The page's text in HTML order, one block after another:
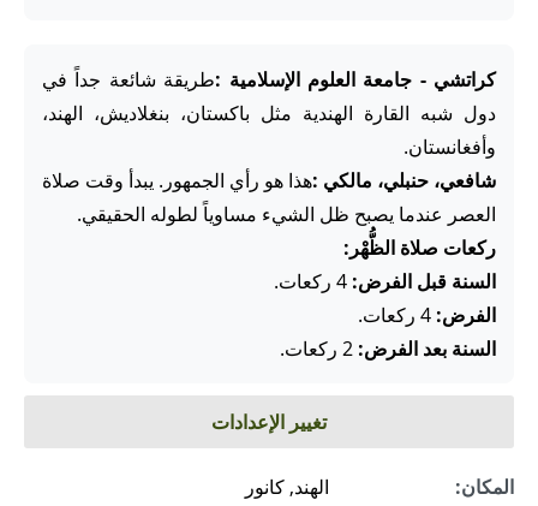
كراتشي - جامعة العلوم الإسلامية :طريقة شائعة جداً في
دول شبه القارة الهندية مثل باكستان، بنغلاديش، الهند،
وأفغانستان.
شافعي، حنبلي، مالكي :هذا هو رأي الجمهور. يبدأ وقت صلاة
العصر عندما يصبح ظل الشيء مساوياً لطوله الحقيقي.
ركعات صلاة الظُّهْر:
السنة قبل الفرض:
الفرض:
السنة بعد الفرض:
تغيير الإعدادات
المكان: الهند, كانور